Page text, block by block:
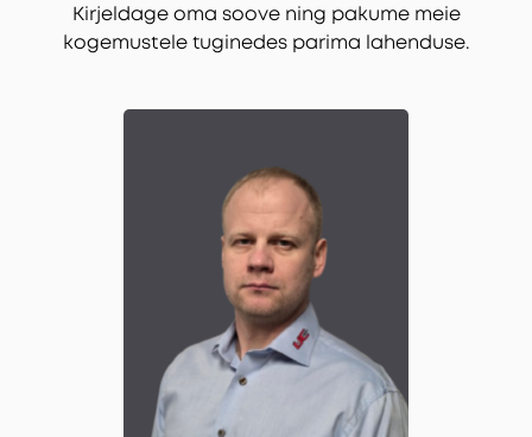
Kirjeldage oma soove ning pakume meie
kogemustele tuginedes parima lahenduse.